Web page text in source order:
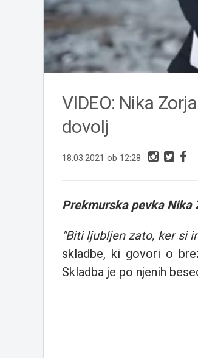
VIDEO: Nika
dovolj
18.03.2021 ob 12:28
Prekmurska pevka Nika
"Biti ljubljen zato, ker si
skladbe, ki govori o
Skladba je po njenih